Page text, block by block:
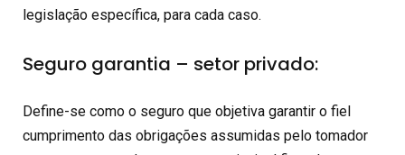
legislação específica, para cada caso.
Seguro garantia – setor privado:
Define-se como o seguro que objetiva garantir o fiel
cumprimento das obrigações assumidas pelo tomador